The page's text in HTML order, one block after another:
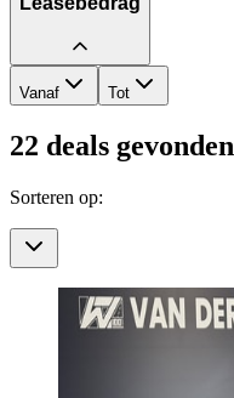
Vanaf Tot
22 deals gevonden
Sorteren op: